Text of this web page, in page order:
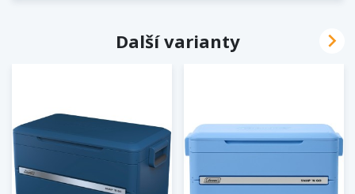
Další varianty 